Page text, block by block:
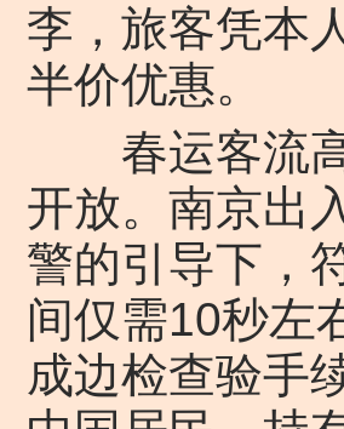
李，旅客凭本
半价优惠。
春运客流高
开放。南京出
警的引导下，
间仅需10秒左
成边检查验手